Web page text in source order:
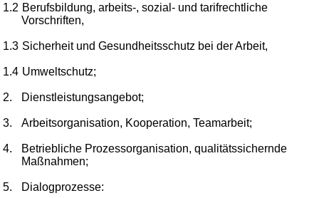
1.2 Berufsbildung, arbeits-, sozial- und tarifrechtliche
Vorschriften,
1.3 Sicherheit und Gesundheitsschutz bei der Arbeit,
1.4 Umweltschutz;
2. Dienstleistungsangebot;
3. Arbeitsorganisation, Kooperation, Teamarbeit;
4.
Betriebliche Prozessorganisation, qualitätssichernde
Maßnahmen;
5. Dialogprozesse: